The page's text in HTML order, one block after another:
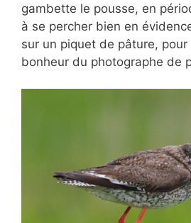
gambette le pousse, en
à se percher bien en
sur un piquet de pâture, pour
bonheur du photographe de